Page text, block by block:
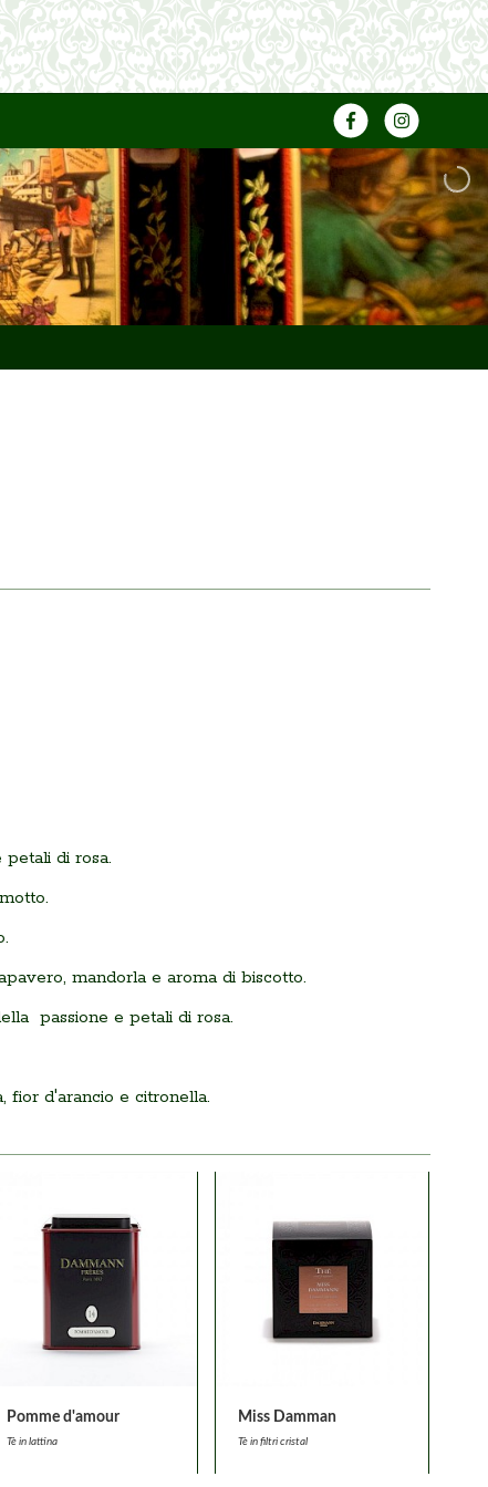
di rosa.
mandorla e aroma di biscotto.
passione e petali di rosa.
fior d'arancio e citronella.
Pomme d'amour
Tè in lattina
Miss Damman
Tè in filtri cristal